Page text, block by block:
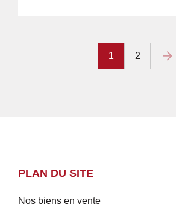
1 2
PLAN DU SITE
Nos biens en vente